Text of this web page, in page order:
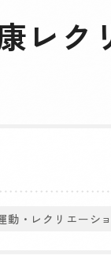
レク
動・レクリエーシ